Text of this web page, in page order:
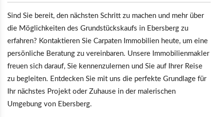
Sind Sie bereit, den nächsten Schritt zu machen und mehr über
die Möglichkeiten des Grundstückskaufs in Ebersberg zu
erfahren? Kontaktieren Sie Carpaten Immobilien heute, um eine
persönliche Beratung zu vereinbaren. Unsere Immobilienmakler
freuen sich darauf, Sie kennenzulernen und Sie auf Ihrer Reise
zu begleiten. Entdecken Sie mit uns die perfekte Grundlage für
Ihr nächstes Projekt oder Zuhause in der malerischen
Umgebung von Ebersberg.